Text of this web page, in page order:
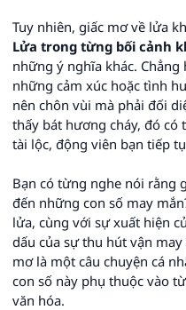
Tuy nhiên, giấc mơ về lửa
Lửa trong từng bối cảnh
những ý nghĩa khác.
những cảm xúc hoặc tình
nên chôn vùi mà phải đối
thấy bát hương cháy, đó có
tài lộc, động viên bạn tiếp
Bạn có từng nghe nói rằng
đến những con số may
lửa, cùng với sự xuất hiện
dấu của sự thu hút vận
mơ là một câu chuyện cá
con số này phụ thuộc vào
văn hóa.